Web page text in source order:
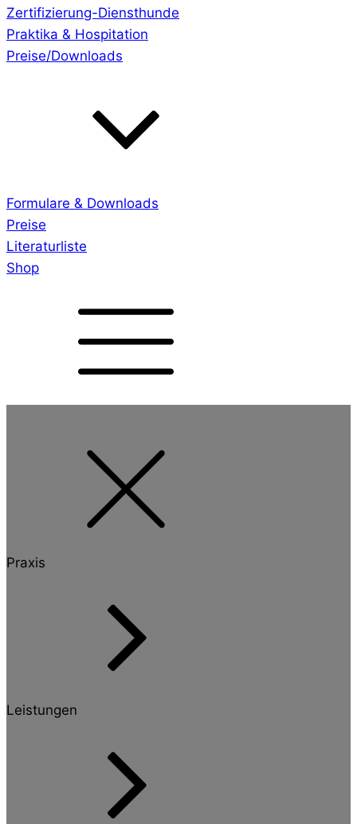
Zertifizierung-Diensthunde
Praktika & Hospitation
Preise/Downloads
Formulare & Downloads
Preise
Literaturliste
Shop
Praxis
Leistungen